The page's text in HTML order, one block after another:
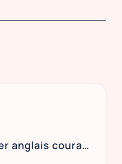
Hospitality officer anglais courant H/F - CDI tps partiel 30h - Palaiseau